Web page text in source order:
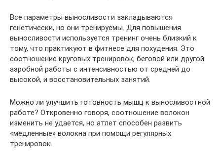
Все параметры выносливости закладываются
генетически, но они тренируемы. Для повышения
выносливости используется тренинг очень близкий к
тому, что практикуют в фитнесе для похудения. Это
соотношение круговых тренировок, беговой или другой
аэробной работы с интенсивностью от средней до
высокой, и восстановительных занятий.
Можно ли улучшить готовность мышц к выносливостной
работе? Откровенно говоря, соотношение волокон
изменить не удается, но атлет способен развить
«медленные» волокна при помощи регулярных
тренировок.